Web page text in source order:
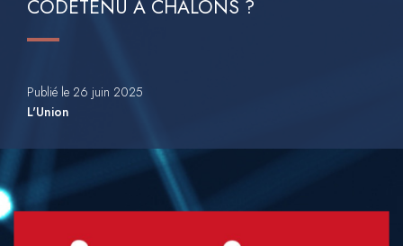
CODÉTENU À CHÂLONS ?
Publié le 26 juin 2025
L'Union